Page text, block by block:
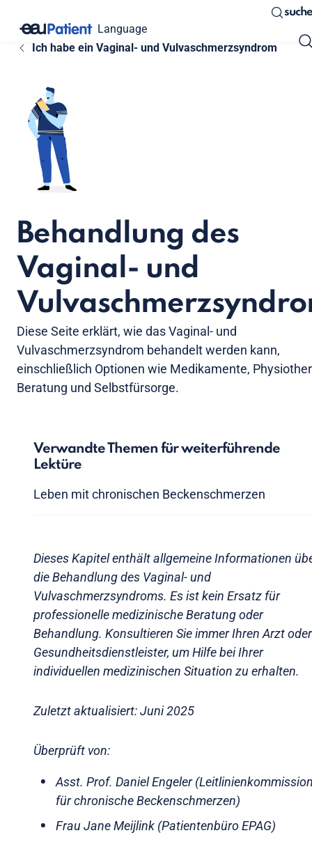
Language
suche
Ich habe ein Vaginal- und Vulvaschmerzsyndrom
Behandlung des
Vaginal- und
Diese Seite erklärt, wie das Vaginal- und
Vulvaschmerzsyndrom behandelt werden kann,
einschließlich Optionen wie Medikamente,
Beratung und Selbstfürsorge.
Verwandte Themen für weiterführende
Lektüre
Leben mit chronischen Beckenschmerzen
Dieses Kapitel enthält allgemeine Informationen
die Behandlung des Vaginal- und
Vulvaschmerzsyndroms. Es ist kein Ersatz für
professionelle medizinische Beratung oder
Behandlung. Konsultieren Sie immer Ihren Arzt oder
Gesundheitsdienstleister, um Hilfe bei Ihrer
individuellen medizinischen Situation zu erhalten.
Zuletzt aktualisiert: Juni 2025
Überprüft von:
Asst. Prof. Daniel Engeler
für chronische Beckenschmerzen)
Frau Jane Meijlink (Patientenbüro EPAG)